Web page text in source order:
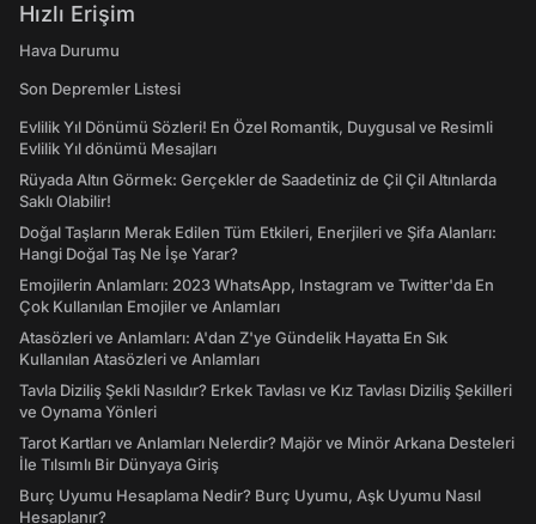
Hızlı Erişim
Hava Durumu
Son Depremler Listesi
Evlilik Yıl Dönümü Sözleri! En Özel Romantik, Duygusal ve Resimli
Evlilik Yıl dönümü Mesajları
Rüyada Altın Görmek: Gerçekler de Saadetiniz de Çil Çil Altınlarda
Saklı Olabilir!
Doğal Taşların Merak Edilen Tüm Etkileri, Enerjileri ve Şifa Alanları:
Hangi Doğal Taş Ne İşe Yarar?
Emojilerin Anlamları: 2023 WhatsApp, Instagram ve Twitter'da En
Çok Kullanılan Emojiler ve Anlamları
Atasözleri ve Anlamları: A'dan Z'ye Gündelik Hayatta En Sık
Kullanılan Atasözleri ve Anlamları
Tavla Diziliş Şekli Nasıldır? Erkek Tavlası ve Kız Tavlası Diziliş Şekilleri
ve Oynama Yönleri
Tarot Kartları ve Anlamları Nelerdir? Majör ve Minör Arkana Desteleri
İle Tılsımlı Bir Dünyaya Giriş
Burç Uyumu Hesaplama Nedir? Burç Uyumu, Aşk Uyumu Nasıl
Hesaplanır?